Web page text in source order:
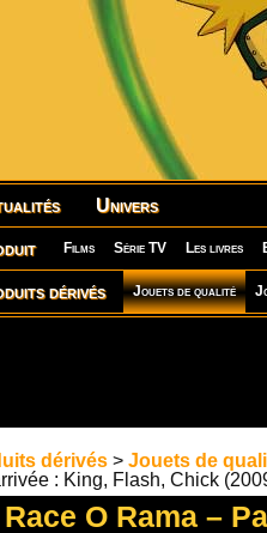
Univers
Films Série TV Les livres
dérivés Jouets de qualité
dérivés > Jouets de
: King, Flash, Chick
O Rama –